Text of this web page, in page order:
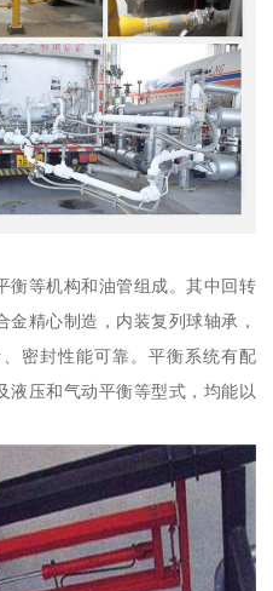
衡等机构和油管组成。其中回转
精心制造，内装复列球轴承，
密封性能可靠。平衡系统有配
液压和气动平衡等型式，均能以